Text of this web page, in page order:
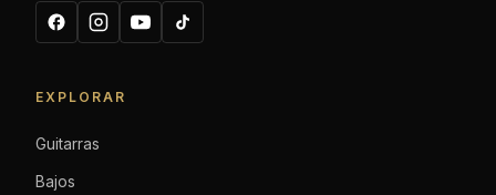
EXPLORAR
Guitarras
Bajos